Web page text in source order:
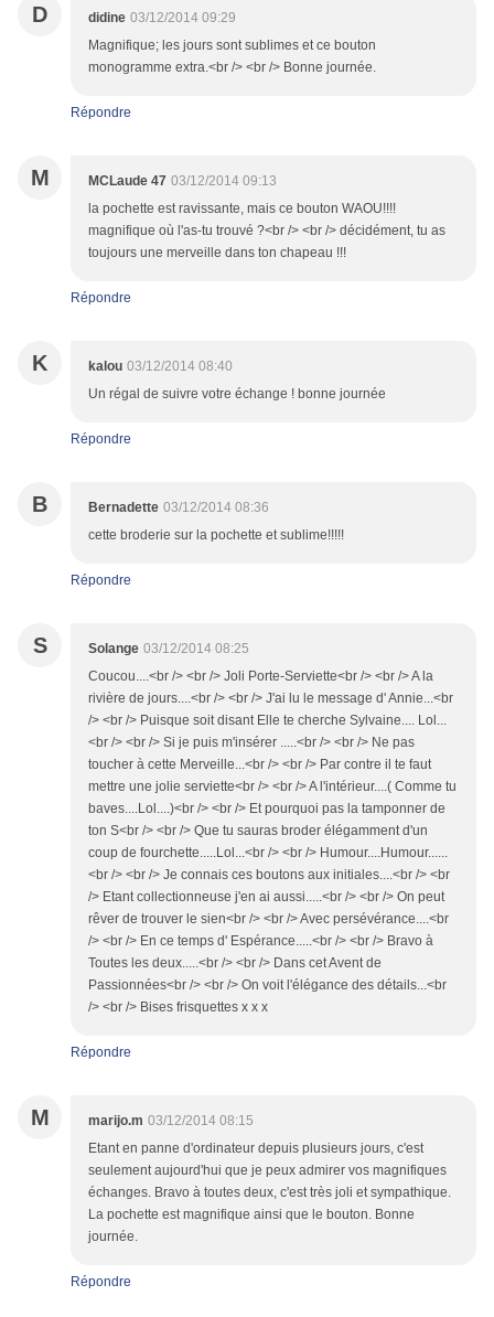
D didine 03/12/2014 09:29
Magnifique; les jours sont sublimes et ce bouton
monogramme extra.<br /> <br /> Bonne journée.
Répondre
M MCLaude 47 03/12/2014 09:13
la pochette est ravissante, mais ce bouton WAOU!!!!
magnifique où l'as-tu trouvé ?<br /> <br /> décidément, tu as
toujours une merveille dans ton chapeau !!!
Répondre
K kalou 03/12/2014 08:40
Un régal de suivre votre échange ! bonne journée
Répondre
B Bernadette 03/12/2014 08:36
cette broderie sur la pochette et sublime!!!!!
Répondre
S Solange 03/12/2014 08:25
Coucou....<br /> <br /> Joli Porte-Serviette<br /> <br /> A la
rivière de jours....<br /> <br /> J'ai lu le message d' Annie...<br
/> <br /> Puisque soit disant Elle te cherche Sylvaine.... Lol...
<br /> <br /> Si je puis m'insérer .....<br /> <br /> Ne pas
toucher à cette Merveille...<br /> <br /> Par contre il te faut
mettre une jolie serviette<br /> <br /> A l'intérieur....( Comme tu
baves....Lol....)<br /> <br /> Et pourquoi pas la tamponner de
ton S<br /> <br /> Que tu sauras broder élégamment d'un
coup de fourchette.....Lol...<br /> <br /> Humour....Humour......
<br /> <br /> Je connais ces boutons aux initiales....<br /> <br
/> Etant collectionneuse j'en ai aussi.....<br /> <br /> On peut
rêver de trouver le sien<br /> <br /> Avec persévérance....<br
/> <br /> En ce temps d' Espérance.....<br /> <br /> Bravo à
Toutes les deux.....<br /> <br /> Dans cet Avent de
Passionnées<br /> <br /> On voit l'élégance des détails...<br
/> <br /> Bises frisquettes x x x
Répondre
M marijo.m 03/12/2014 08:15
Etant en panne d'ordinateur depuis plusieurs jours, c'est
seulement aujourd'hui que je peux admirer vos magnifiques
échanges. Bravo à toutes deux, c'est très joli et sympathique.
La pochette est magnifique ainsi que le bouton. Bonne
journée.
Répondre